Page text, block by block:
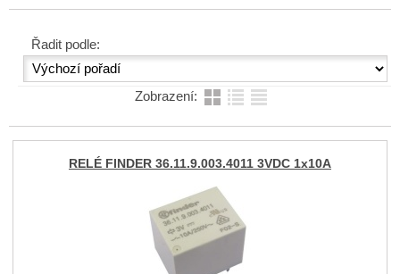
Řadit podle:
Zobrazení:
RELÉ FINDER 36.11.9.003.4011 3VDC 1x10A